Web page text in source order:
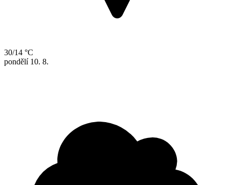
30/14 °C
pondělí 10. 8.